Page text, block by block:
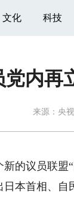
文化 科技
党内再
来源： 央
议员联盟“
本首相、自